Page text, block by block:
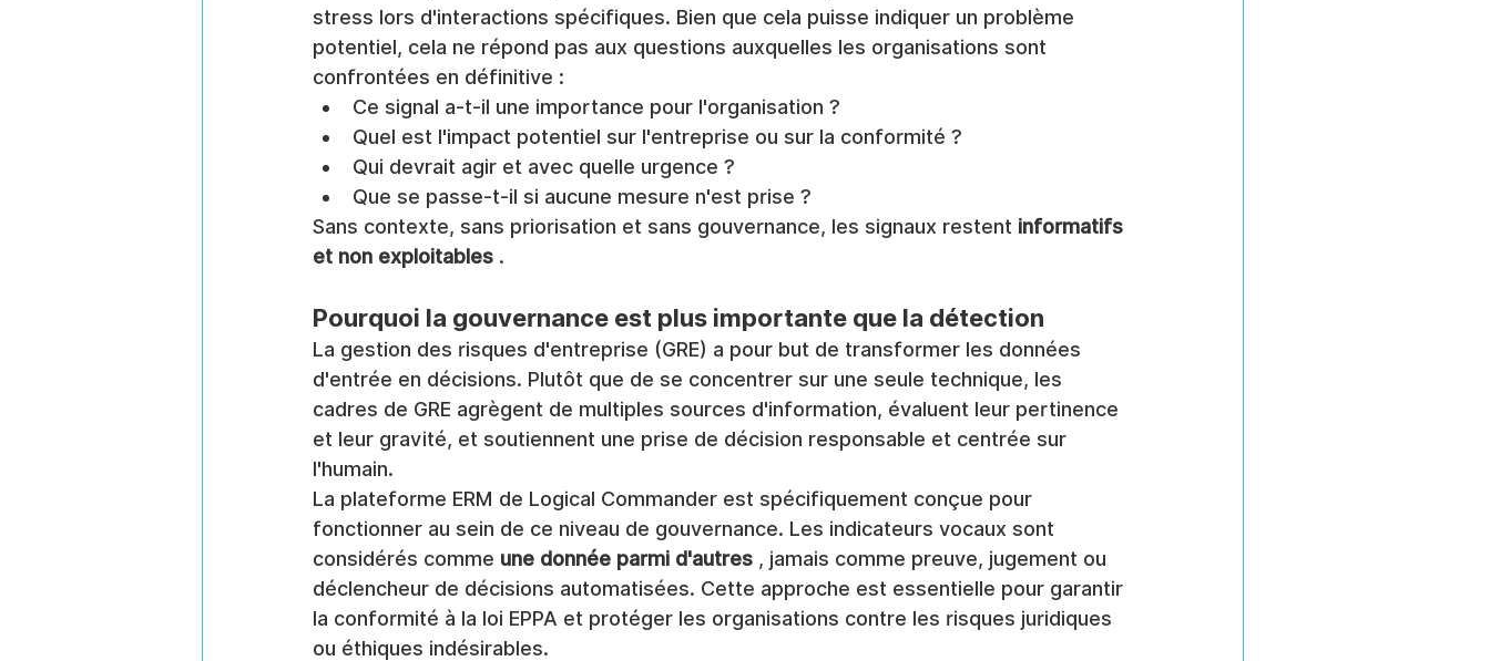
stress lors d'interactions spécifiques. Bien que cela puisse indiquer un problème
potentiel, cela ne répond pas aux questions auxquelles les organisations sont
confrontées en définitive :
Ce signal a-t-il une importance pour l'organisation ?
Quel est l'impact potentiel sur l'entreprise ou sur la conformité ?
Qui devrait agir et avec quelle urgence ?
Que se passe-t-il si aucune mesure n'est prise ?
Sans contexte, sans priorisation et sans gouvernance, les signaux restent informatifs
et non exploitables .
Pourquoi la gouvernance est plus importante que la détection
La gestion des risques d'entreprise (GRE) a pour but de transformer les données
d'entrée en décisions. Plutôt que de se concentrer sur une seule technique, les
cadres de GRE agrègent de multiples sources d'information, évaluent leur pertinence
et leur gravité, et soutiennent une prise de décision responsable et centrée sur
l'humain.
La plateforme ERM de Logical Commander est spécifiquement conçue pour
fonctionner au sein de ce niveau de gouvernance. Les indicateurs vocaux sont
considérés comme une donnée parmi d'autres , jamais comme preuve, jugement ou
déclencheur de décisions automatisées. Cette approche est essentielle pour garantir
la conformité à la loi EPPA et protéger les organisations contre les risques juridiques
ou éthiques indésirables.